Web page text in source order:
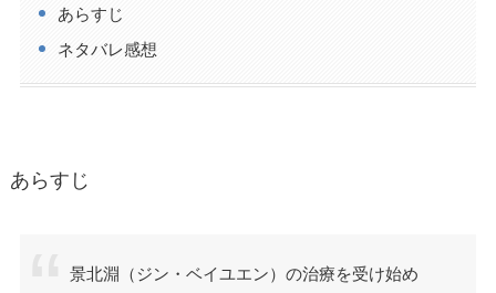
あらすじ
ネタバレ感想
あらすじ
景北淵（ジン・ベイユエン）の治療を受け始め